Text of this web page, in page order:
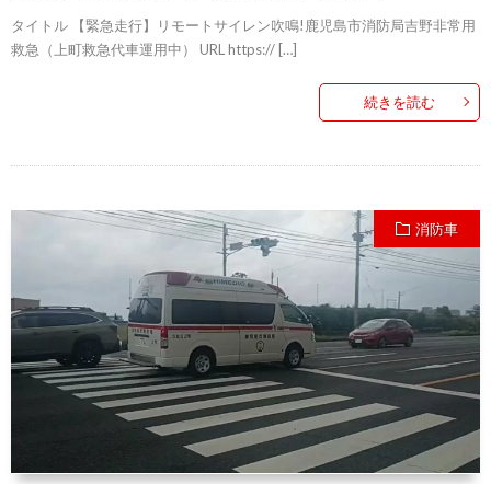
タイトル 【緊急走行】リモートサイレン吹鳴!鹿児島市消防局吉野非常用
救急（上町救急代車運用中） URL https:// […]
続きを読む
消防車